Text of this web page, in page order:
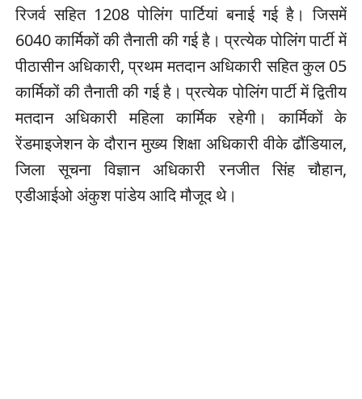
रिजर्व सहित 1208 पोलिंग पार्टियां बनाई गई है। जिसमें
6040 कार्मिकों की तैनाती की गई है। प्रत्येक पोलिंग पार्टी में
पीठासीन अधिकारी, प्रथम मतदान अधिकारी सहित कुल 05
कार्मिकों की तैनाती की गई है। प्रत्येक पोलिंग पार्टी में द्वितीय
मतदान अधिकारी महिला कार्मिक रहेगी। कार्मिकों के
रेंडमाइजेशन के दौरान मुख्य शिक्षा अधिकारी वीके ढौंडियाल,
जिला सूचना विज्ञान अधिकारी रनजीत सिंह चौहान,
एडीआईओ अंकुश पांडेय आदि मौजूद थे।